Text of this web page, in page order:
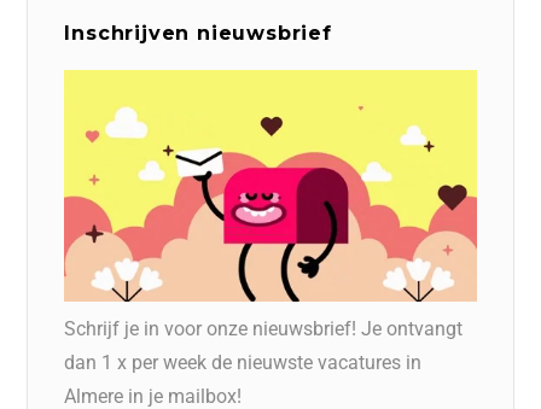
Inschrijven nieuwsbrief
Schrijf je in voor onze nieuwsbrief! Je ontvangt
dan 1 x per week de nieuwste vacatures in
Almere in je mailbox!